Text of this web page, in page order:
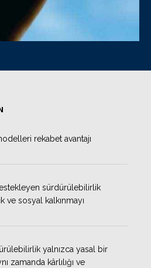
rekabet avantajı
sürdürülebilirlik
ve sosyal kalkınmayı
yalnızca yasal bir
zamanda kârlılığı ve